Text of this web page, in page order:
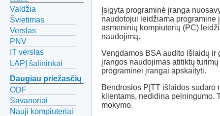
Valdžia
Švietimas
Verslas
PNV
IT verslas
LAPĮ šalininkai
Daugiau priežasčių
ODF
Savanoriai
Nauji kompiuteriai
Įsigyta programinė įranga
naudotojui leidžiama programine
asmeninių kompiuterių (PC)
naudojimą.
Vengdamos BSA audito išlaidų ir
įrangos naudojimas atitiktų
programinei įrangai apskaityti.
Bendrosios PĮTT išlaidos sudaro
klientams, nedidina pelningumo.
mokymo.